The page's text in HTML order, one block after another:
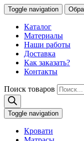
Toggle navigation
Каталог
Материалы
Наши работы
Доставка
Как заказать?
Контакты
Поиск товаров
Toggle navigation
Кровати